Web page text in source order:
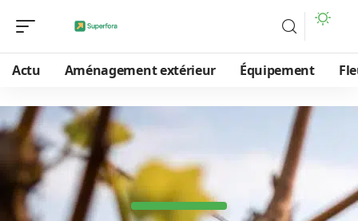
Actu Aménagement extérieur Équipement